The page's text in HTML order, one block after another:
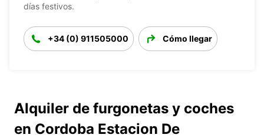
días festivos.
+34 (0) 911505000 Cómo llegar
Alquiler de furgonetas y coches
en Cordoba Estacion De